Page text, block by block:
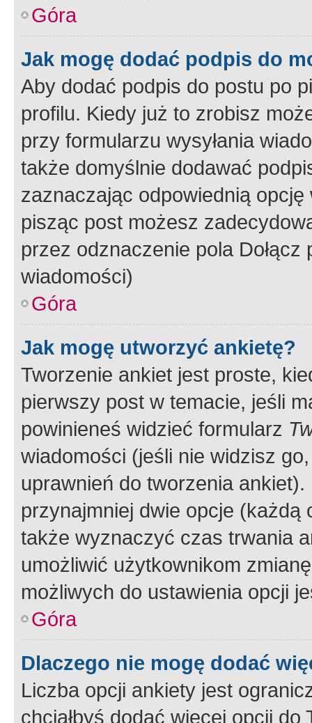
Góra
Jak mogę dodać podpis do
Aby dodać podpis do postu po
profilu. Kiedy już to zrobisz
przy formularzu wysyłania
także domyślnie dodawać
zaznaczając odpowiednią
pisząc post możesz
przez odznaczenie pola
wiadomości)
Góra
Jak mogę utworzyć ankietę?
Tworzenie ankiet jest proste,
pierwszy post w temacie, jeśli
powinieneś widzieć formularz
wiadomości (jeśli nie widzisz
uprawnień do tworzenia
przynajmniej dwie opcje
także wyznaczyć czas trwania
umożliwić użytkownikom
możliwych do ustawienia opcji
Góra
Dlaczego nie mogę dodać
Liczba opcji ankiety jest
chciałbyś dodać więcej opcji